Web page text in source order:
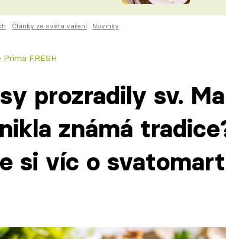
ČESKO NA TALÍŘI
KUCHAŘKA
VYCHYTÁVKY
Články ze světa vaření Novinky
Prima FRESH
prozradily sv.
známá
si víc o